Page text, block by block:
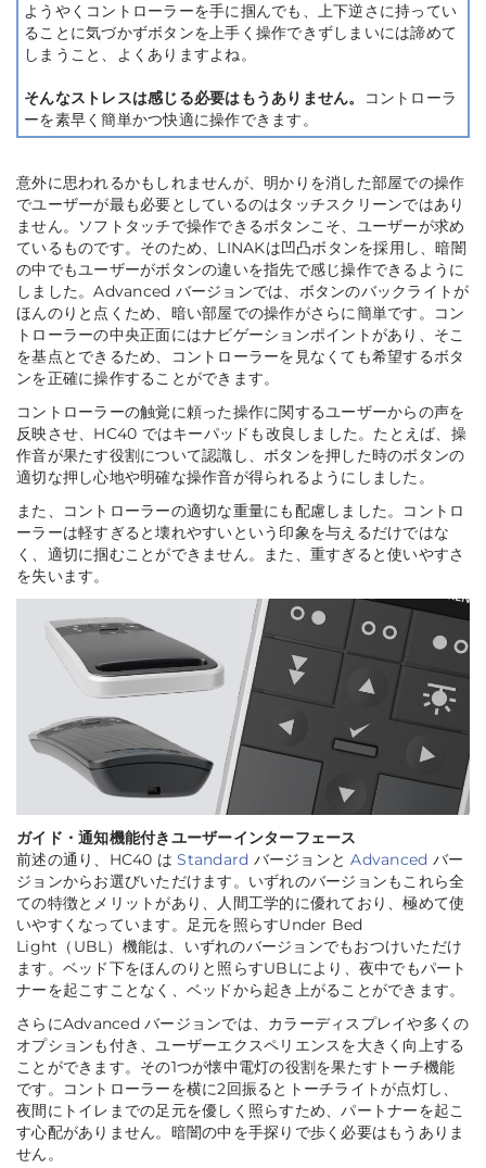
ようやくコントローラーを手に掴んでも、上下逆さに持ってい
ることに気づかずボタンを上手く操作できずしまいには諦めて
しまうこと、よくありますよね。
そんなストレスは感じる必要はもうありません。
コントローラ
ーを素早く簡単かつ快適に操作できます。
意外に思われるかもしれませんが、明かりを消した部屋での操作
でユーザーが最も必要としているのはタッチスクリーンではあり
ません。ソフトタッチで操作できるボタンこそ、ユーザーが求め
ているものです。そのため、LINAKは凹凸ボタンを採用し、暗闇
の中でもユーザーがボタンの違いを指先で感じ操作できるように
しました。Advanced バージョンでは、ボタンのバックライトが
ほんのりと点くため、暗い部屋での操作がさらに簡単です。コン
トローラーの中央正面にはナビゲーションポイントがあり、そこ
を基点とできるため、コントローラーを見なくても希望するボタ
ンを正確に操作することができます。
コントローラーの触覚に頼った操作に関するユーザーからの声を
反映させ、HC40 ではキーパッドも改良しました。たとえば、操
作音が果たす役割について認識し、ボタンを押した時のボタンの
適切な押し心地や明確な操作音が得られるようにしました。
また、コントローラーの適切な重量にも配慮しました。コントロ
ーラーは軽すぎると壊れやすいという印象を与えるだけではな
く、適切に掴むことができません。また、重すぎると使いやすさ
を失います。
ガイド・通知機能付きユーザーインターフェース
前述の通り、HC40 はStandard バージョンとAdvanced バー
ジョンからお選びいただけます。いずれのバージョンもこれら全
ての特徴とメリットがあり、人間工学的に優れており、極めて使
いやすくなっています。足元を照らすUnder Bed
Light（UBL）機能は、いずれのバージョンでもおつけいただけ
ます。ベッド下をほんのりと照らすUBLにより、夜中でもパート
ナーを起こすことなく、ベッドから起き上がることができます。
さらにAdvanced バージョンでは、カラーディスプレイや多くの
オプションも付き、ユーザーエクスペリエンスを大きく向上する
ことができます。その1つが懐中電灯の役割を果たすトーチ機能
です。コントローラーを横に2回振るとトーチライトが点灯し、
夜間にトイレまでの足元を優しく照らすため、パートナーを起こ
す心配がありません。暗闇の中を手探りで歩く必要はもうありま
せん。